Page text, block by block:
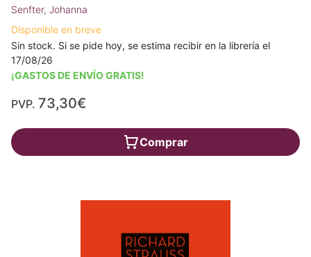
Senfter, Johanna
Disponible en breve
Sin stock. Si se pide hoy, se estima recibir en la librería el
17/08/26
¡GASTOS DE ENVÍO GRATIS!
PVP. 73,30€
Comprar